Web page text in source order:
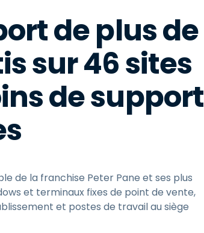
de plus de
sur 46 sites
de support
de la franchise Peter Pane et ses plus
et terminaux fixes de point de vente,
et postes de travail au siège